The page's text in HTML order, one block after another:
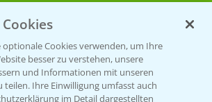
auf WhatsApp
346 564 1
Cookies verwenden, um Ihre
besser zu verstehen, unsere
und Informationen mit unseren
teilen. Ihre Einwilligung umfasst auch
im Detail dargestellten